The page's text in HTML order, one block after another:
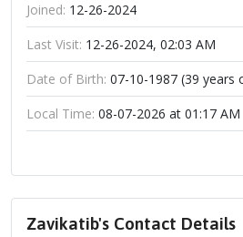
Joined: 12-26-2024
Last Visit: 12-26-2024, 02:03 AM
Date of Birth: 07-10-1987 (39 years
Local Time: 08-07-2026 at 01:17 AM
Zavikatib's Contact Details